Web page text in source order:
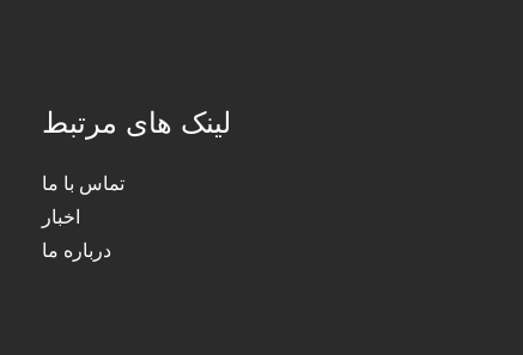
لینک های مرتبط
تماس با ما
اخبار
درباره ما